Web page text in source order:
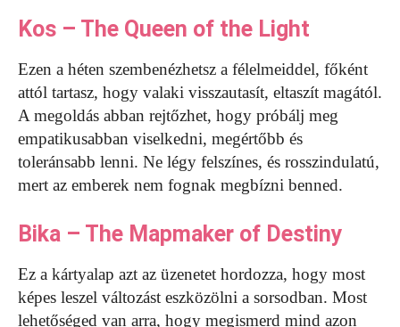
Kos – The Queen of the Light
Ezen a héten szembenézhetsz a félelmeiddel, főként
attól tartasz, hogy valaki visszautasít, eltaszít magától.
A megoldás abban rejtőzhet, hogy próbálj meg
empatikusabban viselkedni, megértőbb és
toleránsabb lenni. Ne légy felszínes, és rosszindulatú,
mert az emberek nem fognak megbízni benned.
Bika – The Mapmaker of Destiny
Ez a kártyalap azt az üzenetet hordozza, hogy most
képes leszel változást eszközölni a sorsodban. Most
lehetőséged van arra, hogy megismerd mind azon